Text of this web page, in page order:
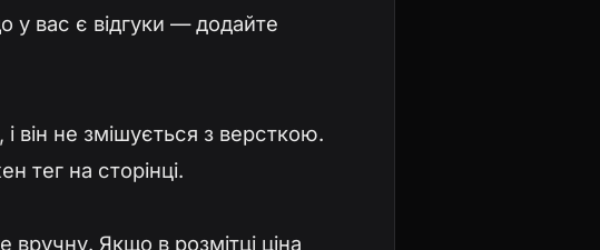
у вас є відгуки — додайте
не змішується з версткою.
тег на сторінці.
вручну. Якщо в розмітці ціна